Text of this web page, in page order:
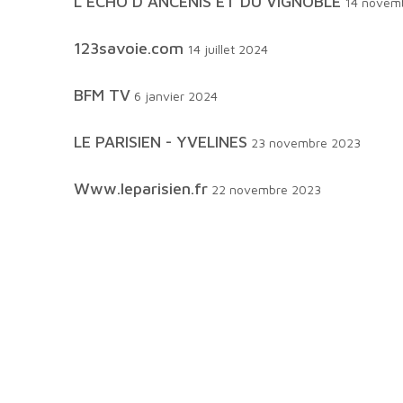
123savoie.com 14 juillet 2024
BFM TV 6 janvier 2024
LE PARISIEN - YVELINES 23 novembre 2023
www.leparisien.fr 22 novembre 2023